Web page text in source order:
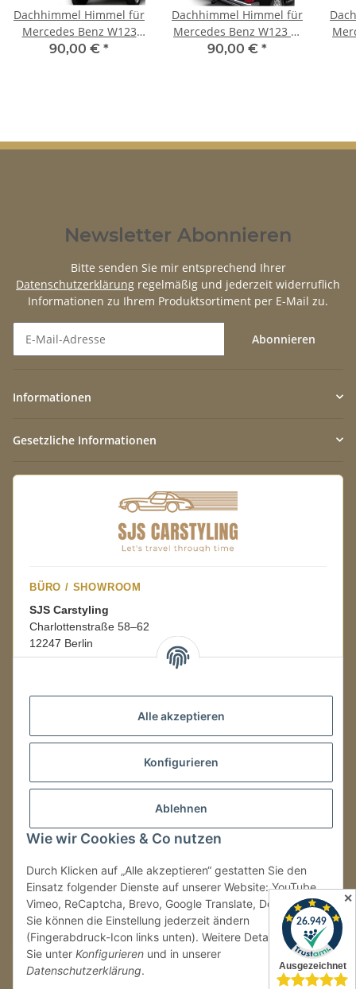
Alle akzeptieren
Konfigurieren
Ablehnen
Wie wir Cookies & Co nutzen
Durch Klicken auf „Alle akzeptieren“ gestatten Sie den
Einsatz folgender Dienste auf unserer Website: YouTube,
Vimeo, ReCaptcha, Brevo, Google Translate, Doofinder.
Sie können die Einstellung jederzeit ändern
(Fingerabdruck-Icon links unten). Weitere Details finden
Sie unter Konfigurieren und in unserer
Datenschutzerklärung.
Dachhimmel Himmel für
Mercedes Benz W123
Limousine
90,00 € *
Dachhimmel Himmel für
Mercedes Benz W123 T-
Modell Kombi mit
90,00 € *
Newsletter Abonnieren
Bitte senden Sie mir entsprechend Ihrer
Datenschutzerklärung regelmäßig und jederzeit widerruflich
Informationen zu Ihrem Produktsortiment per E-Mail zu.
Abonnieren
Informationen
Gesetzliche Informationen
BÜRO / SHOWROOM
SJS Carstyling
Charlottenstraße 58–62
12247 Berlin
08:00–16:00 Uhr
LAGER / RETOUREN
Packmonster Fulfillment
SJS Carstyling Lager
Retouren ausschließlich an diese Adresse.
Tel.:+49 (0) 30 36417228
E-Mail:info@sjs-carstyling.com
Vertrag widerrufen
✕